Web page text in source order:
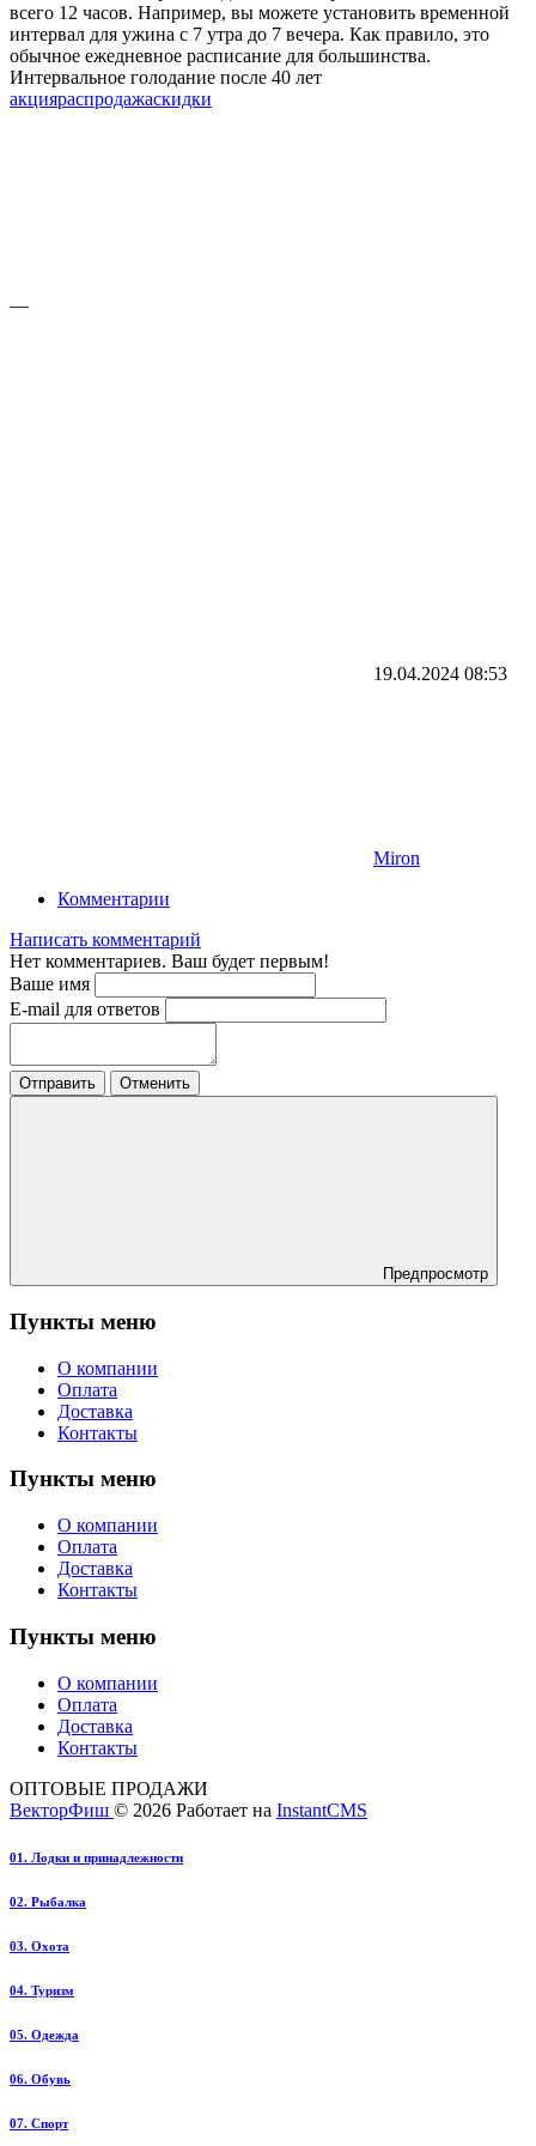
всего 12 часов. Например, вы можете установить временной
интервал для ужина с 7 утра до 7 вечера. Как правило, это
обычное ежедневное расписание для большинства.
Интервальное голодание после 40 лет
акцияраспродажаскидки
—
19.04.2024 08:53
Miron
Комментарии
Написать комментарий
Нет комментариев. Ваш будет первым!
Ваше имя
E-mail для ответов
Отправить Отменить
Предпросмотр
Пункты меню
О компании
Оплата
Доставка
Контакты
Пункты меню
О компании
Оплата
Доставка
Контакты
Пункты меню
О компании
Оплата
Доставка
Контакты
ОПТОВЫЕ ПРОДАЖИ
ВекторФиш © 2026 Работает на InstantCMS
01. Лодки и принадлежности
02. Рыбалка
03. Охота
04. Туризм
05. Одежда
06. Обувь
07. Спорт